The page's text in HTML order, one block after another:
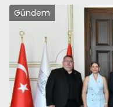
Gündem